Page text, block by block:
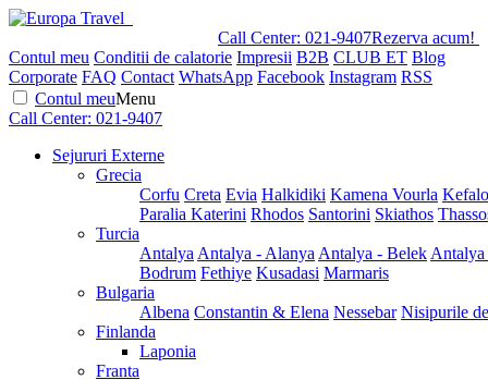
Call Center: 021-9407Rezerva acum!
Contul meu Conditii de calatorie Impresii B2B CLUB ET Blog
Corporate FAQ Contact WhatsApp Facebook Instagram RSS
Contul meuMenu
Call Center: 021-9407
Sejururi Externe
Grecia
Corfu Creta Evia Halkidiki Kamena Vourla
Paralia Katerini Rhodos Santorini Skiathos
Turcia
Antalya Antalya - Alanya Antalya - Belek
Bodrum Fethiye Kusadasi Marmaris
Bulgaria
Albena Constantin & Elena Nessebar Nisipurile
Finlanda
Laponia
Franta